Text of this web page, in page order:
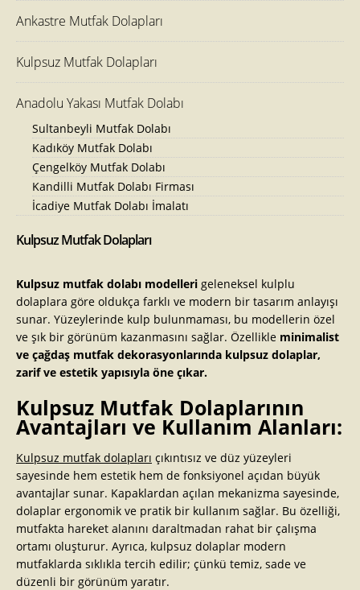
Ankastre Mutfak Dolapları
Kulpsuz Mutfak Dolapları
Anadolu Yakası Mutfak Dolabı
Sultanbeyli Mutfak Dolabı
Kadıköy Mutfak Dolabı
Çengelköy Mutfak Dolabı
Kandilli Mutfak Dolabı Firması
İcadiye Mutfak Dolabı İmalatı
Kulpsuz Mutfak Dolapları
Kulpsuz mutfak dolabı modelleri geleneksel kulplu
dolaplara göre oldukça farklı ve modern bir tasarım anlayışı
sunar. Yüzeylerinde kulp bulunmaması, bu modellerin özel
ve şık bir görünüm kazanmasını sağlar. Özellikle minimalist
ve çağdaş mutfak dekorasyonlarında kulpsuz dolaplar,
zarif ve estetik yapısıyla öne çıkar.
Kulpsuz Mutfak Dolaplarının
Avantajları ve Kullanım Alanları:
Kulpsuz mutfak dolapları çıkıntısız ve düz yüzeyleri
sayesinde hem estetik hem de fonksiyonel açıdan büyük
avantajlar sunar. Kapaklardan açılan mekanizma sayesinde,
dolaplar ergonomik ve pratik bir kullanım sağlar. Bu özelliği,
mutfakta hareket alanını daraltmadan rahat bir çalışma
ortamı oluşturur. Ayrıca, kulpsuz dolaplar modern
mutfaklarda sıklıkla tercih edilir; çünkü temiz, sade ve
düzenli bir görünüm yaratır.